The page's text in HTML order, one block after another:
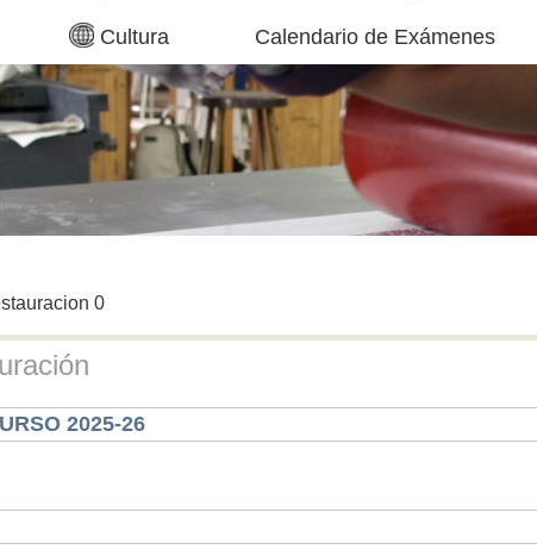
Cultura
Calendario de Exámenes
0
2025-26